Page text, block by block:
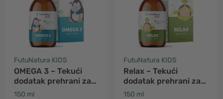
FutuNatura KIDS
OMEGA 3 – Tekući
dodatak prehrani za
djecu
150 ml
FutuNatura KIDS
Relax – Tekući
dodatak prehrani za
djecu za opuštanje
150 ml